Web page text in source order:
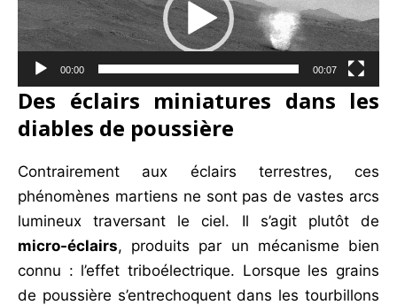
00:00 00:07
Des éclairs miniatures dans les
diables de poussière
Contrairement aux éclairs terrestres, ces
phénomènes martiens ne sont pas de vastes arcs
lumineux traversant le ciel. Il s’agit plutôt de
micro-éclairs, produits par un mécanisme bien
connu : l’effet triboélectrique. Lorsque les grains
de poussière s’entrechoquent dans les tourbillons